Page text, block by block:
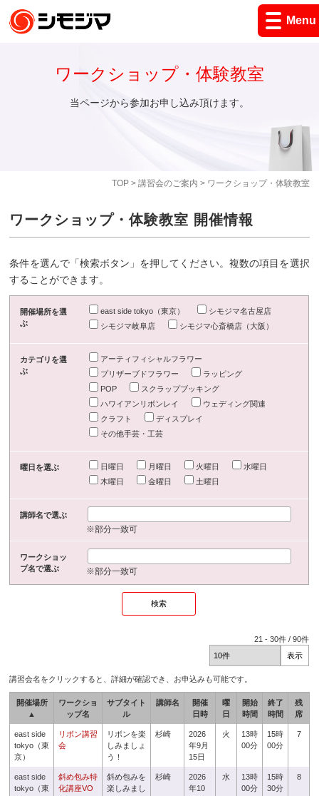
Menu
TOP> 講習会のご案内 > ワークショップ・体験教室
ワークショップ・体験教室
当ページから参加お申し込み頂けます。
ワークショップ・体験教室 開催情報
条件を選んで「検索ボタン」を押してください。複数の項目を選択
することができます。
開催場所を選
ぶ
east side tokyo（東京）
シモジマ名古屋店
シモジマ岐阜店
シモジマ心斎橋店（大阪）
カテゴリを選
ぶ
アーティフィシャルフラワー
プリザーブドフラワー
ラッピング
POP
スクラップブッキング
ハワイアンリボンレイ
ウェディング関連
クラフト
ディスプレイ
その他手芸・工芸
曜日を選ぶ 日曜日 月曜日 火曜日
水曜日
木曜日
金曜日 土曜日
講師名で選ぶ
※部分一致可
ワークショッ
プ名で選ぶ
※部分一致可
21 -30件 /90件
講習会名をクリックすると、詳細が確認でき、お申込みも可能です。
開催場所
▲
ワークショ
ップ名
サブタイト
ル
講師名
開催
日時
曜
日
開始
時間
終了
時間
残
席
east side
tokyo（東
京）
リボン講習
会
リボンを楽
しみましょ
う！
杉崎
2026
年9月
15日
火
13時
00分
15時
00分
7
east side
tokyo（東
斜め包み特
化講座VO
斜め包みを
楽しみまし
杉崎
2026
年10
水
13時
00分
15時
30分
8